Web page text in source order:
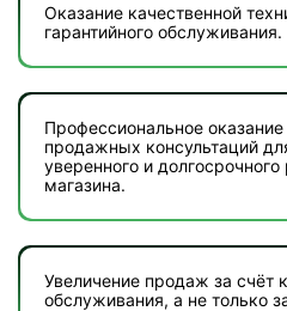
Оказание качественной
гарантийного обслуживания.
Профессиональное
продажных консультаций
уверенного и долгосрочного
магазина.
Увеличение продаж за счёт
обслуживания, а не только